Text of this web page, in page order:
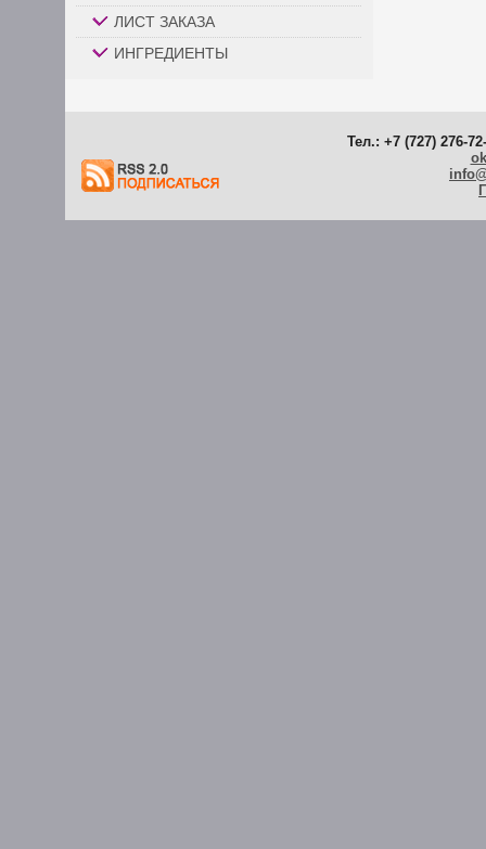
ЛИСТ ЗАКАЗА
ИНГРЕДИЕНТЫ
Тел.: +7 (727) 276-